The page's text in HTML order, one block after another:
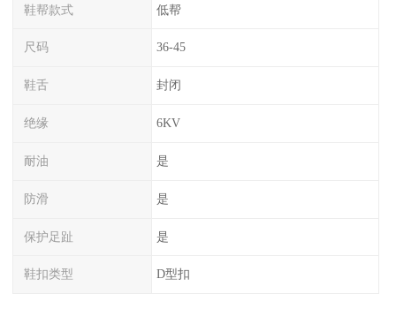
鞋帮款式 低帮
尺码 36-45
鞋舌 封闭
绝缘 6KV
耐油 是
防滑 是
保护足趾 是
鞋扣类型 D型扣